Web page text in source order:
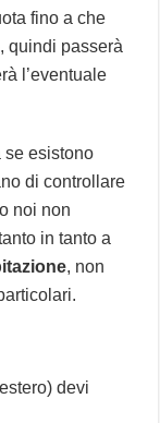
fino a che
quindi passerà
l’eventuale
se esistono
di controllare
noi non
in tanto a
, non
devi